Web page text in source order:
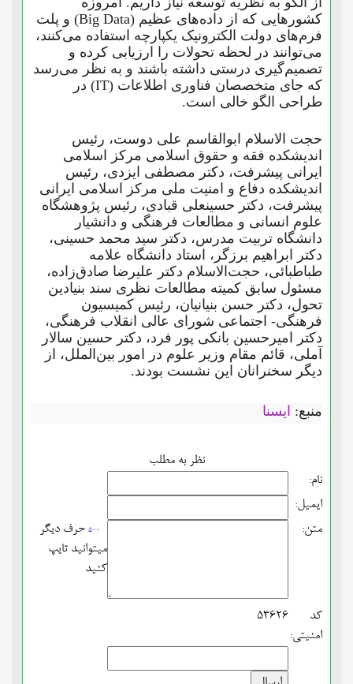
کشورهایی که از داده‌های عظیم (Big Data) و پلت
فرم‌های دولت الکترونیک یکپارچه استفاده می‌کنند،
می‌توانند در لحظه تحولات را ارزیابی کرده و
تصمیم‌گیری درستی داشته باشند و به نظر می‌رسد
که جای متخصصان فناوری اطلاعات (IT) در
طراحی الگو خالی است.
حجت الاسلام ابوالقاسم علی دوست، رئیس
اندیشکده فقه و حقوق اسلامی مرکز اسلامی
ایرانی پیشرفت، دکتر مصطفی ایزدی، رئیس
اندیشکده دفاع و امنیت ملی مرکز اسلامی ایرانی
پیشرفت، دکتر حسینعلی قبادی، رئیس پژوهشگاه
علوم انسانی و مطالعات فرهنگی و دانشیار
دانشگاه تربیت مدرس، دکتر سید محمد حسینی،
دکتر ابراهیم برزگر، استاد دانشگاه علامه
طباطبائی، حجت‌الاسلام دکتر علیرضا صادق‌زاده،
مسئول سابق کمیته مطالعات نظری سند بنیادین
تحول، دکتر حسن بنیانیان، رئیس کمیسیون
فرهنگی- اجتماعی شورای عالی انقلاب فرهنگی،
دکتر امیرحسین بانکی پور فرد، دکتر حسین سالار
آملی، قائم مقام وزیر علوم در امور بین‌الملل، از
دیگر سخنرانان این نشست بودند.
منبع: ایسنا
نظر به مطلب
نام:
ایمیل:
متن:
500 حرف دیگر
میتوانید تایپ
کنید
کد
امنیتی:
53626